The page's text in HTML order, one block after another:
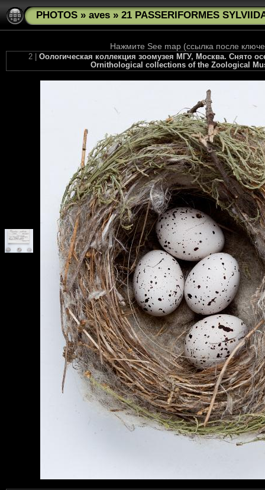
PHOTOS » aves » 21 PASSERIFORMES
Нажмите See map (ссылка после
2 | Оологическая коллекция зоомузея МГУ, Москва. Снято
Ornithological collections of the Zoological